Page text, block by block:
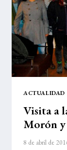
ACTUALIDAD
Visita a
Morón
8 de abril de